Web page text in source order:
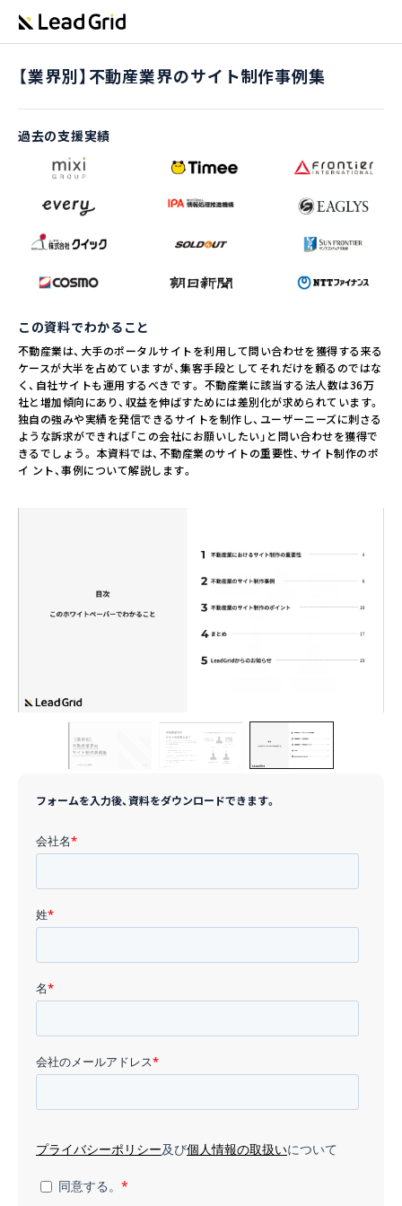
【業界別】不動産業界のサイト制作事例集
過去の支援実績
この資料でわかること
不動産業は、大手のポータルサイトを利用して問い合わせを獲得する来る
ケースが大半を占めていますが、集客手段としてそれだけを頼るのではな
く、自社サイトも運用するべきです。 不動産業に該当する法人数は36万
社と増加傾向にあり、収益を伸ばすためには差別化が求められています。
独自の強みや実績を発信できるサイトを制作し、ユーザーニーズに刺さる
ような訴求ができれば「この会社にお願いしたい」と問い合わせを獲得で
きるでしょう。 本資料では、不動産業のサイトの重要性、サイト制作のポ
イ ント、事例について解説します。
フォームを入力後、資料をダウンロードできます。